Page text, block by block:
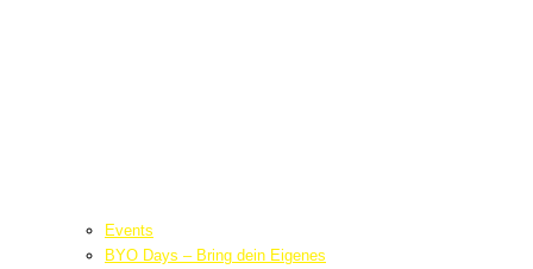
Events
BYO Days – Bring dein Eigenes